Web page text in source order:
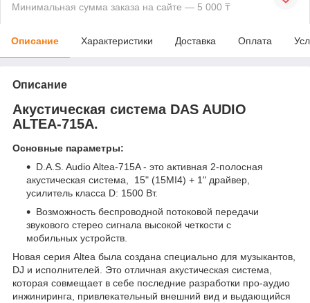
Минимальная сумма заказа на сайте — 5 000 ₸
Описание Характеристики Доставка Оплата
Описание
Акустическая система DAS AUDIO
ALTEA-715A.
Основные параметры:
D.A.S. Audio Altea-715A - это активная 2-полосная
акустическая система, 15" (15MI4) + 1" драйвер,
усилитель класса D: 1500 Вт.
Возможность беспроводной потоковой передачи
звукового стерео сигнала высокой четкости с
мобильных устройств.
Новая серия Altea была создана специально для музыкантов,
DJ и исполнителей. Это отличная акустическая система,
которая совмещает в себе последние разработки про-аудио
инжиниринга, привлекательный внешний вид и выдающийся